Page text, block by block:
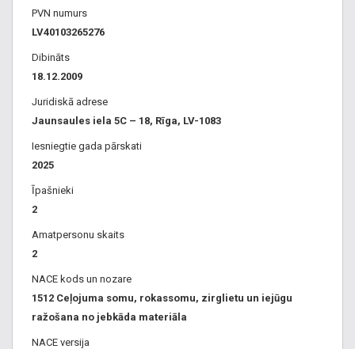
PVN numurs
LV40103265276
Dibināts
18.12.2009
Juridiskā adrese
Jaunsaules iela 5C – 18, Rīga, LV-1083
Iesniegtie gada pārskati
2025
Īpašnieki
2
Amatpersonu skaits
2
NACE kods un nozare
1512 Ceļojuma somu, rokassomu, zirglietu un iejūgu
ražošana no jebkāda materiāla
NACE versija